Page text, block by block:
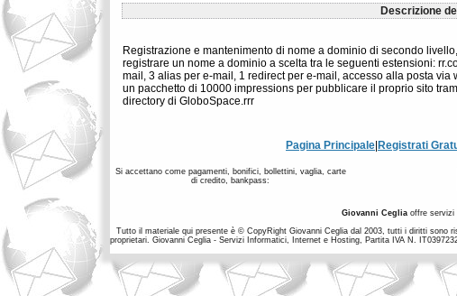
Descrizione
Registrazione e mantenimento di nome a dominio di secondo
registrare un nome a dominio a scelta tra le seguenti estensioni:
mail, 3 alias per e-mail, 1 redirect per e-mail, accesso alla posta
un pacchetto di 10000 impressions per pubblicare il proprio sito
directory di GloboSpace.rrr
Pagina Principale Registrati
Si accettano come pagamenti, bonifici, bollettini, vaglia, carte
di credito, bankpass:
Giovanni Cegliaoffre servizi
Tutto il materiale qui presente è © CopyRight Giovanni Ceglia dal 2003, tutti i diritti sono
proprietari. Giovanni Ceglia - Servizi Informatici, Internet e Hosting, Partita IVA N.